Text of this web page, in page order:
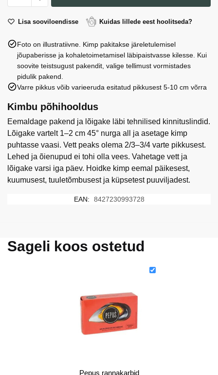
kastmes
Lisa sooviloendisse Kuidas lillede eest hoolitseda?
Foto on illustratiivne. Kimp pakitakse järeletulemisel
jõupaberisse ja kohaletoimetamisel läbipaistvasse kilesse. Kui
soovite teistsugust pakendit, valige tellimust vormistades
pidulik pakend.
Varre pikkus võib varieeruda esitatud pikkusest 5-10 cm võrra
Kimbu põhihooldus
Eemaldage pakend ja lõigake läbi tehnilised kinnituslindid.
Lõigake vartelt 1–2 cm 45° nurga all ja asetage kimp
puhtasse vaasi. Vett peaks olema 2/3–3/4 varte pikkusest.
Lehed ja õienupud ei tohi olla vees. Vahetage vett ja
lõigake varsi iga päev. Hoidke kimp eemal päikesest,
kuumusest, tuuletõmbusest ja küpsetest puuviljadest.
EAN: 8427230993728
Sageli koos ostetud
Pepus rannakarbid